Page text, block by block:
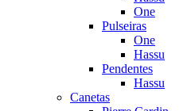
One
Pulseiras
One
Hassu
Pendentes
Hassu
Canetas